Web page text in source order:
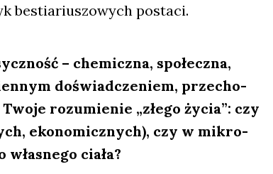
bestia­riu­szo­wych posta­ci.
– che­micz­na, spo­łecz­na,
doświad­cze­niem, prze­cho­
rozu­mie­nie „złe­go życia”: czy
eko­no­micz­nych), czy w mikro­
ciała?